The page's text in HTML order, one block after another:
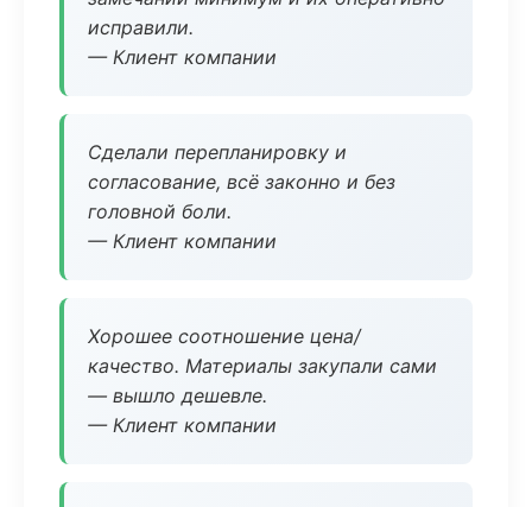
исправили.
— Клиент компании
Сделали перепланировку и
согласование, всё законно и без
головной боли.
— Клиент компании
Хорошее соотношение цена/
качество. Материалы закупали сами
— вышло дешевле.
— Клиент компании